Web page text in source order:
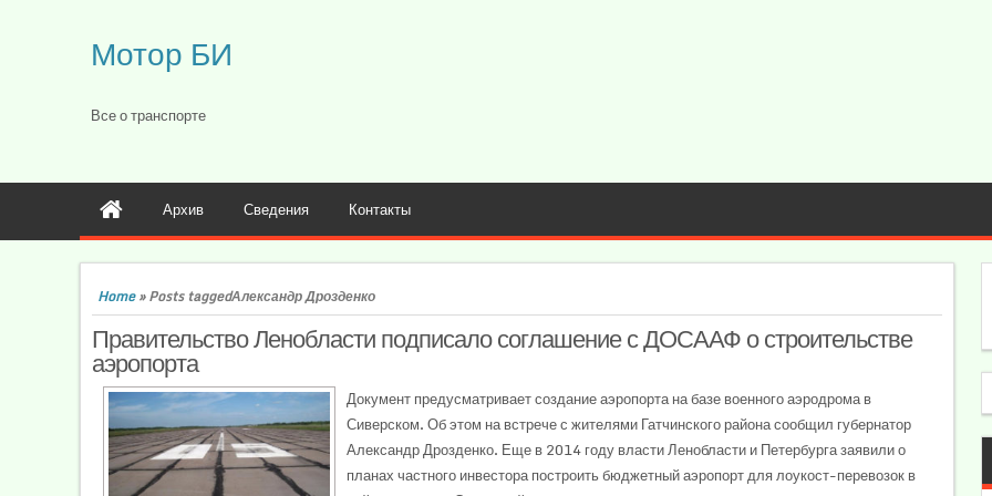
Мотор БИ
Все о транспорте
Архив Сведения Контакты
Home»Posts taggedАлександр Дрозденко
Правительство Ленобласти подписало соглашение с ДОСААФ о строительстве
аэропорта
Документ предусматривает создание аэропорта на базе военного аэродрома в
Сиверском. Об этом на встрече с жителями Гатчинского района сообщил губернатор
Александр Дрозденко. Еще в 2014 году власти Ленобласти и Петербурга заявили о
планах частного инвестора построить бюджетный аэропорт для лоукост-перевозок в